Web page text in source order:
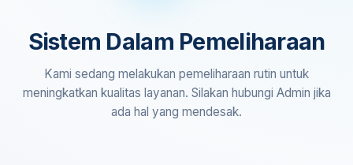
Sistem Dalam Pemeliharaan
Kami sedang melakukan pemeliharaan rutin untuk
meningkatkan kualitas layanan. Silakan hubungi Admin jika
ada hal yang mendesak.